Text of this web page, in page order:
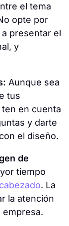
el tema
opte por
presentar el
y
Aunque sea
tus
en cuenta
y darte
el diseño.
de
tiempo
. La
la atención
empresa.